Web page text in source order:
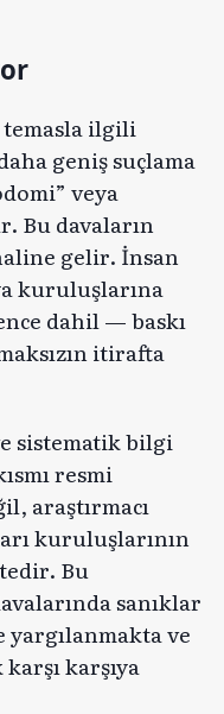
temasla ilgili
geniş suçlama
veya
Bu davaların
gelir. İnsan
kuruluşlarına
dahil — baskı
itirafta
sistematik bilgi
resmi
araştırmacı
kuruluşlarının
Bu
sanıklar
yargılanmakta ve
karşıya